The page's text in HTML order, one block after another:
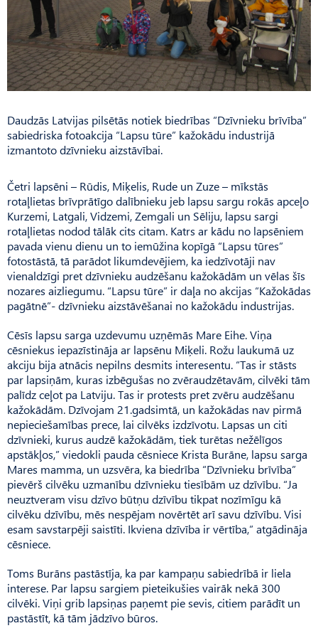
Daudzās Latvijas pilsētās notiek biedrības “Dzīvnieku brīvība”
sabiedriska fotoakcija “Lapsu tūre” kažokādu industrijā
izmantoto dzīvnieku aizstāvībai.
Četri lapsēni – Rūdis, Mi­ķelis, Rude un Zuze – mīkstās
rotaļlietas brīvprātīgo dalībnieku jeb lapsu sargu rokās apceļo
Kurzemi, Latgali, Vidzemi, Zemgali un Sēliju, lapsu sargi
rotaļlietas nodod tālāk cits citam. Katrs ar kādu no lapsēniem
pavada vienu dienu un to iemūžina kopīgā “Lapsu tūres”
fotostāstā, tā parādot likumdevējiem, ka iedzīvotāji nav
vienaldzīgi pret dzīvnieku audzēšanu kažokādām un vēlas šīs
nozares aizliegumu. “Lapsu tūre” ir daļa no akcijas “Kažokādas
pagātnē”- dzīvnieku aizstāvēšanai no kažokādu industrijas.
Cēsīs lapsu sarga uzdevumu uzņēmās Mare Eihe. Viņa
cēsniekus iepazīstināja ar lapsēnu Miķeli. Rožu laukumā uz
akciju bija atnācis nepilns desmits interesentu. “Tas ir stāsts
par lapsiņām, kuras izbēgušas no zvēraudzētavām, cilvēki tām
palīdz ceļot pa Latviju. Tas ir protests pret zvēru audzēšanu
kažokādām. Dzīvojam 21.gadsimtā, un kažokādas nav pirmā
nepieciešamības prece, lai cilvēks izdzīvotu. Lapsas un citi
dzīvnieki, kurus audzē kažok­ādām, tiek turētas nežēlīgos
apstākļos,” viedokli pauda cēsniece Krista Burāne, lapsu sarga
Mares mamma, un uzsvēra, ka biedrība “Dzīvnieku brīvība”
pievērš cilvēku uzmanību dzīvnieku tiesībām uz dzīvību. “Ja
neuztveram visu dzīvo būtņu dzīvību tikpat nozīmīgu kā
cilvēku dzīvību, mēs nespējam novērtēt arī savu dzīvību. Visi
esam savstarpēji saistīti. Ikviena dzīvība ir vērtība,” atgādināja
cēsniece.
Toms Burāns pastāstīja, ka par kampaņu sabiedrībā ir liela
interese. Par lapsu sargiem pieteikušies vairāk nekā 300
cilvēki. Viņi grib lapsiņas paņemt pie sevis, citiem parādīt un
pastāstīt, kā tām jādzīvo būros.